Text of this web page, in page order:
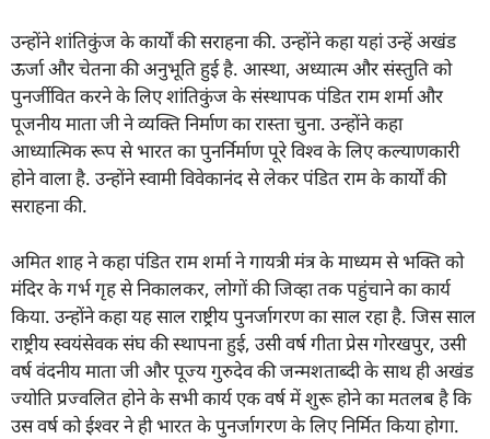
उन्होंने शांतिकुंज के कार्यों की सराहना की. उन्होंने कहा यहां उन्हें अखंड
ऊर्जा और चेतना की अनुभूति हुई है. आस्था, अध्यात्म और संस्तुति को
पुनर्जीवित करने के लिए शांतिकुंज के संस्थापक पंडित राम शर्मा और
पूजनीय माता जी ने व्यक्ति निर्माण का रास्ता चुना. उन्होंने कहा
आध्यात्मिक रूप से भारत का पुनर्निर्माण पूरे विश्व के लिए कल्याणकारी
होने वाला है. उन्होंने स्वामी विवेकानंद से लेकर पंडित राम के कार्यों की
सराहना की.
अमित शाह ने कहा पंडित राम शर्मा ने गायत्री मंत्र के माध्यम से भक्ति को
मंदिर के गर्भ गृह से निकालकर, लोगों की जिव्हा तक पहुंचाने का कार्य
किया. उन्होंने कहा यह साल राष्ट्रीय पुनर्जागरण का साल रहा है. जिस साल
राष्ट्रीय स्वयंसेवक संघ की स्थापना हुई, उसी वर्ष गीता प्रेस गोरखपुर, उसी
वर्ष वंदनीय माता जी और पूज्य गुरुदेव की जन्मशताब्दी के साथ ही अखंड
ज्योति प्रज्वलित होने के सभी कार्य एक वर्ष में शुरू होने का मतलब है कि
उस वर्ष को ईश्वर ने ही भारत के पुनर्जागरण के लिए निर्मित किया होगा.